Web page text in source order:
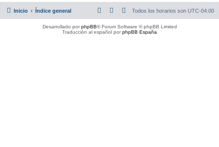
Inicio Índice general Todos los horarios son UTC-04:00
Desarrollado porphpBB® Forum Software © phpBB Limited
Traducción al español porphpBB España